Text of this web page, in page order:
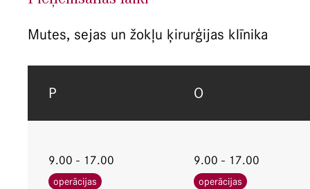
Mutes, sejas un žokļu ķirurģijas klīnika
P O
9.00 - 17.00
operācijas
9.00 - 17.00
operācijas